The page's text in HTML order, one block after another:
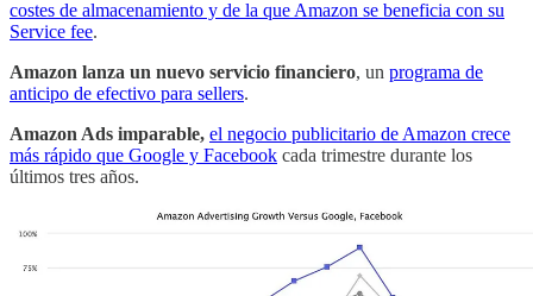
costes de almacenamiento y de la que Amazon se beneficia con su
Service fee.
Amazon lanza un nuevo servicio financiero, un programa de
anticipo de efectivo para sellers.
Amazon Ads imparable, el negocio publicitario de Amazon crece
más rápido que Google y Facebook cada trimestre durante los
últimos tres años.